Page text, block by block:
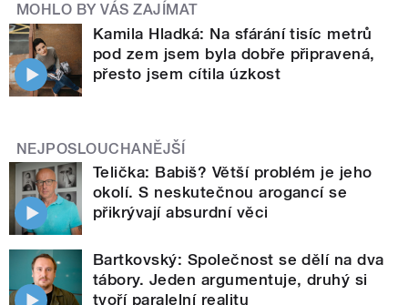
MOHLO BY VÁS ZAJÍMAT
Kamila Hladká: Na sfárání tisíc metrů
pod zem jsem byla dobře připravená,
přesto jsem cítila úzkost
NEJPOSLOUCHANĚJŠÍ
Telička: Babiš? Větší problém je jeho
okolí. S neskutečnou arogancí se
přikrývají absurdní věci
Bartkovský: Společnost se dělí na dva
tábory. Jeden argumentuje, druhý si
tvoří paralelní realitu